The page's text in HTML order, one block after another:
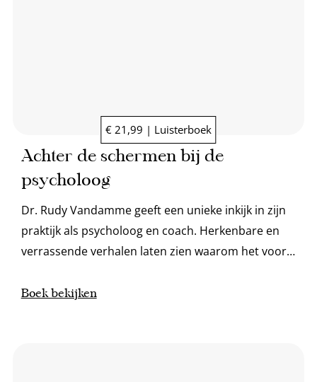
€ 21,99 | Luisterboek
Achter de schermen bij de
psycholoog
Dr. Rudy Vandamme geeft een unieke inkijk in zijn
praktijk als psycholoog en coach. Herkenbare en
verrassende verhalen laten zien waarom het voor
schakelen.
Boek bekijken